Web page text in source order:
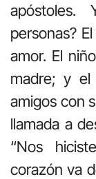
apóstoles.
personas?
amor. El
madre; y
amigos con
llamada a
“Nos
corazón va